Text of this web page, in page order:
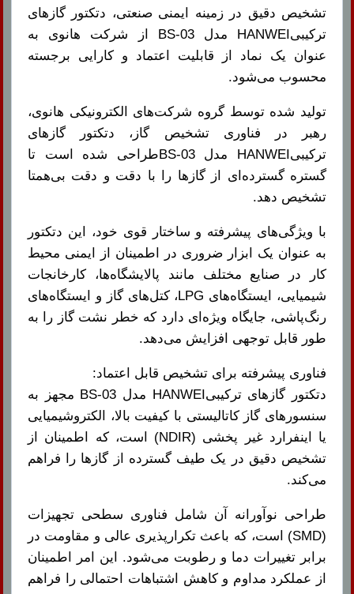
تشخیص دقیق در زمینه ایمنی صنعتی، دتکتور گازهای
ترکیبیHANWEI مدل BS-03 از شرکت هانوی به
عنوان یک نماد از قابلیت اعتماد و کارایی برجسته
محسوب می‌شود.
تولید شده توسط گروه شرکت‌های الکترونیکی هانوی،
رهبر در فناوری تشخیص گاز، دتکتور گازهای
ترکیبیHANWEI مدل BS-03طراحی شده است تا
گستره گسترده‌ای از گازها را با دقت و دقت بی‌همتا
تشخیص دهد.
با ویژگی‌های پیشرفته و ساختار قوی خود، این دتکتور
به عنوان یک ابزار ضروری در اطمینان از ایمنی محیط
کار در صنایع مختلف مانند پالایشگاه‌ها، کارخانجات
شیمیایی، ایستگاه‌های LPG، کتل‌های گاز و ایستگاه‌های
رنگ‌پاشی، جایگاه ویژه‌ای دارد که خطر نشت گاز را به
طور قابل توجهی افزایش می‌دهد.
فناوری پیشرفته برای تشخیص قابل اعتماد:
دتکتور گازهای ترکیبیHANWEI مدل BS-03 مجهز به
سنسورهای گاز کاتالیستی با کیفیت بالا، الکتروشیمیایی
یا اینفرارد غیر پخشی (NDIR) است، که اطمینان از
تشخیص دقیق در یک طیف گسترده از گازها را فراهم
می‌کند.
طراحی نوآورانه آن شامل فناوری سطحی تجهیزات
(SMD) است، که باعث تکرارپذیری عالی و مقاومت در
برابر تغییرات دما و رطوبت می‌شود. این امر اطمینان
از عملکرد مداوم و کاهش اشتباهات احتمالی را فراهم